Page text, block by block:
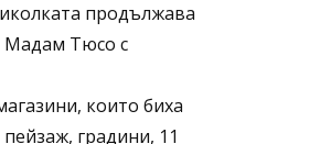
продължава
Мадам Тюсо с
които биха
градини, 11